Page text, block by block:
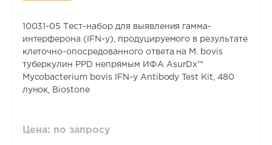
10031-05 Тест-набор для выявления гамма-
интерферона (IFN-y), продуцируемого в результате
клеточно-опосредованного ответа на M. bovis
туберкулин PPD непрямым ИФА AsurDx™
Mycobacterium bovis IFN-y Antibody Test Kit, 480
лунок, Biostone
Цена: по запросу